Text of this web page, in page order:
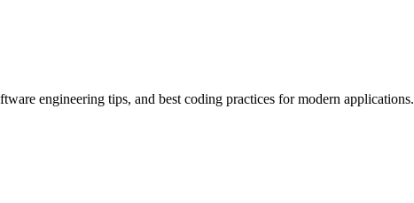
engineering tips, and best coding practices for modern applications.